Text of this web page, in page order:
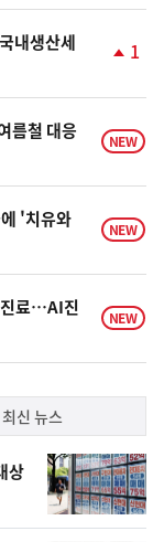
일
내생산세
승
1
름철 대응
NEW
'치유와
NEW
진료…AI진
NEW
최신 뉴스
상